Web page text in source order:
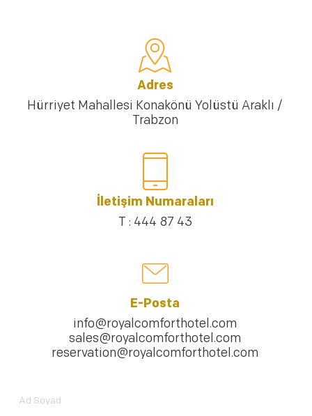
Adres
Hürriyet Mahallesi Konakönü Yolüstü Araklı /
Trabzon
İletişim Numaraları
T : 444 87 43
E-Posta
info@royalcomforthotel.com
sales@royalcomforthotel.com
reservation@royalcomforthotel.com